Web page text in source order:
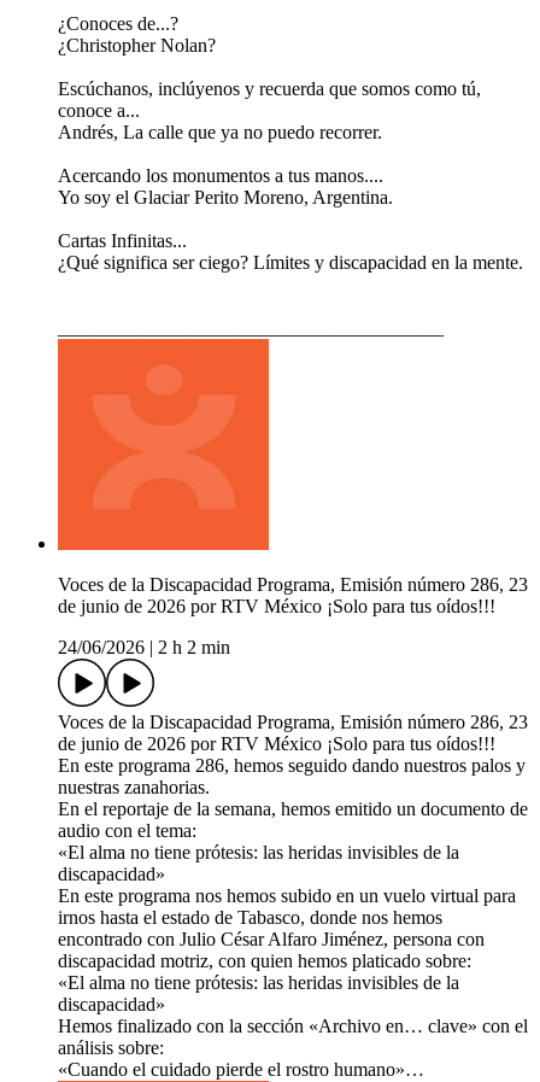
¿Conoces de...?
¿Christopher Nolan?
Escúchanos, inclúyenos y recuerda que somos como tú,
conoce a...
Andrés, La calle que ya no puedo recorrer.
Acercando los monumentos a tus manos....
Yo soy el Glaciar Perito Moreno, Argentina.
Cartas Infinitas...
¿Qué significa ser ciego? Límites y discapacidad en la mente.
Voces de la Discapacidad Programa, Emisión número 286, 23
de junio de 2026 por RTV México ¡Solo para tus oídos!!!
24/06/2026
2 h 2 min
Voces de la Discapacidad Programa, Emisión número 286, 23
de junio de 2026 por RTV México ¡Solo para tus oídos!!!
En este programa 286, hemos seguido dando nuestros palos y
nuestras zanahorias.
En el reportaje de la semana, hemos emitido un documento de
audio con el tema:
«El alma no tiene prótesis: las heridas invisibles de la
discapacidad»
En este programa nos hemos subido en un vuelo virtual para
irnos hasta el estado de Tabasco, donde nos hemos
encontrado con Julio César Alfaro Jiménez, persona con
discapacidad motriz, con quien hemos platicado sobre:
«El alma no tiene prótesis: las heridas invisibles de la
discapacidad»
Hemos finalizado con la sección «Archivo en… clave» con el
análisis sobre:
«Cuando el cuidado pierde el rostro humano»…